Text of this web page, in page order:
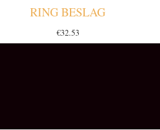
RING BESLAG
€32.53